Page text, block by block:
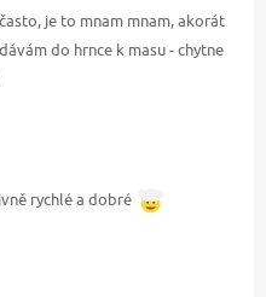
je to mnam mnam, akorát
do hrnce k masu - chytne
rychlé a dobré